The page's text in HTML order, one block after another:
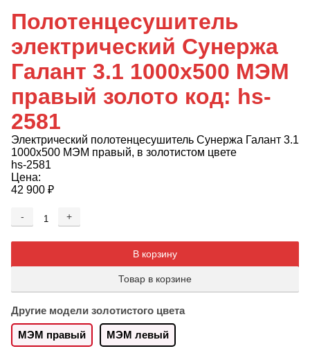
Полотенцесушитель
электрический Сунержа
Галант 3.1 1000x500 МЭМ
правый золото код: hs-
2581
Электрический полотенцесушитель Сунержа Галант 3.1
1000x500 МЭМ правый, в золотистом цвете
hs-2581
Цена:
42 900 ₽
-
+
В корзину
Товар в корзине
Другие модели золотистого цвета
МЭМ правый МЭМ левый